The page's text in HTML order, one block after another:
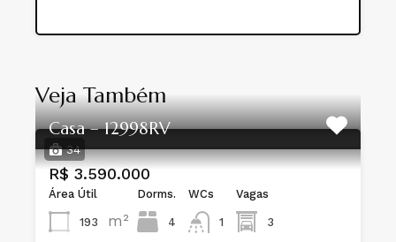
Veja Também
34
Casa – 12998RV
R$ 3.590.000
Dorms.
4
WCs
1
Área Útil
193 m²
Vagas
3